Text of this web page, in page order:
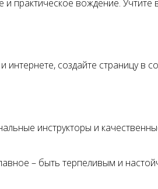
практическое вождение.
создайте страницу в
инструкторы и
– быть терпеливым и